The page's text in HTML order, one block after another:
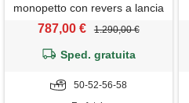
monopetto con revers a lancia
(3 pezzi) - blu
787,00 € 1.290,00 €
Sped. gratuita
50-52-56-58